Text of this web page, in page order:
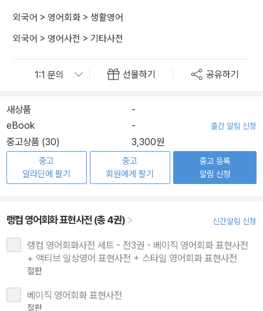
외국어 > 영어회화 > 생활영어
외국어 > 영어사전 > 기타사전
선물하기 공유하기
새상품
-
eBook
- 출간 알림 신청
중고상품 (30) 3,300원
중고
알라딘에 팔기
중고
회원에게 팔기
중고 등록
알림 신청
랭컴 영어회화 표현사전 (총 4권) 신간알림 신청
랭컴 영어회화사전 세트 - 전3권 - 베이직 영어회화 표현사전
+ 액티브 일상영어 표현사전 + 스타일 영어회화 표현사전
절판
베이직 영어회화 표현사전
절판